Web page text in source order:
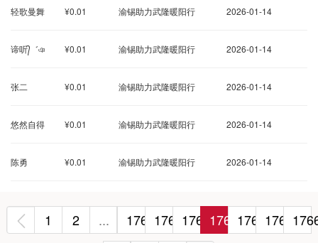
轻歌曼舞 ¥0.01 渝锡助力武隆暖阳行 2026-01-14
谛听᭄゛ঞ ¥0.01 渝锡助力武隆暖阳行 2026-01-14
张二 ¥0.01 渝锡助力武隆暖阳行 2026-01-14
悠然自得 ¥0.01 渝锡助力武隆暖阳行 2026-01-14
陈勇 ¥0.01 渝锡助力武隆暖阳行 2026-01-14
‹ 1 2 ... 1760 1761 1762 1763 1764 1765